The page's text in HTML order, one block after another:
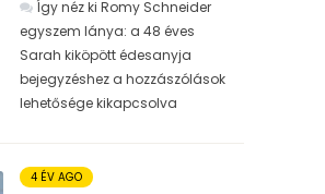
Így néz ki Romy Schneider
egyszem lánya: a 48 éves
Sarah kiköpött édesanyja
bejegyzéshez a hozzászólások
lehetősége kikapcsolva
4 ÉV AGO